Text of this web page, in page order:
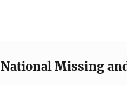
National Missing